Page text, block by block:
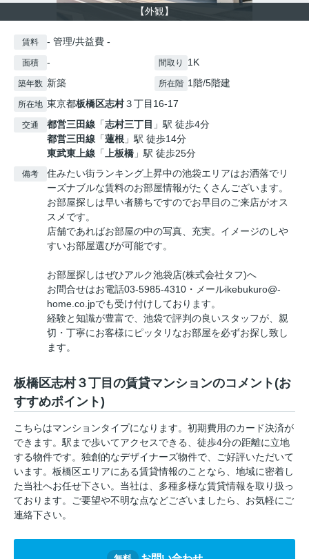
【外観】
賃料 - 管理/共益費 -
面積 - 間取り 1K
築年数 新築 所在階 1階/5階建
所在地 東京都板橋区志村３丁目16-17
交通 都営三田線 「志村三丁目 」駅 徒歩4分
都営三田線 「蓮根 」駅 徒歩14分
東武東上線 「 上板橋 」駅 徒歩25分
備考
住みたい街ランキング上昇中の池袋エリアはお洒落でリ
ーズナブルな賃料のお部屋情報がたくさんございます。
お部屋探しは早い者勝ちですのでお早目のご来店がオス
スメです。
店舗であればお部屋の中の写真、充実。イメージのしや
すいお部屋選びが可能です。
お部屋探しはぜひアルク池袋店(株式会社タフ)へ
お問合せはお電話03-5985-4310・メールikebukuro@-
home.co.jpでも受け付けしております。
経験と知識が豊富で、池袋で評判の良いスタッフが、親
切・丁寧にお客様にピッタリなお部屋を必ずお探し致し
ます。
板橋区志村３丁目の賃貸マンションのコメント(お
すすめポイント)
こちらはマンションタイプになります。初期費用のカード決済が
できます。駅まで歩いてアクセスできる、徒歩4分の距離に立地
する物件です。独創的なデザイナーズ物件で、ご好評いただいて
います。板橋区エリアにある賃貸情報のことなら、地域に密着し
た当社へお任せ下さい。当社は、多種多様な賃貸情報を取り扱っ
ております。ご要望や不明な点などございましたら、お気軽にご
連絡下さい。